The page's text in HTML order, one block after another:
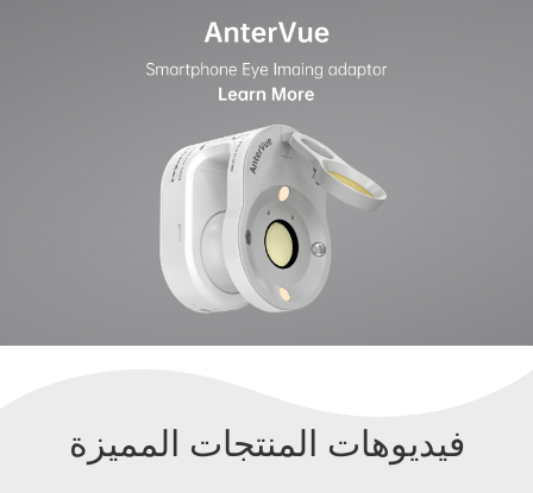
فيديوهات المنتجات المميزة